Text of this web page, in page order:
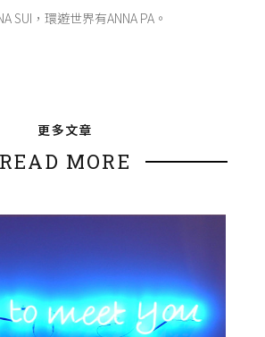
SUI，環遊世界有ANNA PA。
更多文章
READ MORE